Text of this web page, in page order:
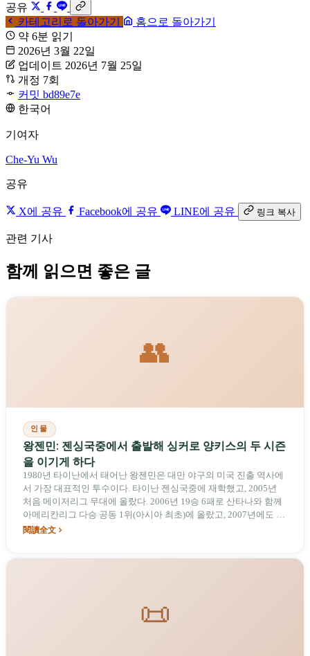
공유
카테고리로 돌아가기
홈으로 돌아가기
약 6분 읽기
2026년 3월 22일
업데이트 2026년 7월 25일
개정 7회
커밋 bd89e7e
한국어
기여자
Che-Yu Wu
공유
X에 공유 Facebook에 공유 LINE에 공유 링크 복사
관련 기사
함께 읽으면 좋은 글
👥
인물
왕젠민: 젠싱국중에서 출발해 싱커로 양키스의 두 시즌
을 이기게 하다
1980년 타이난에서 태어난 왕젠민은 대만 야구의 미국 진출 역사에
서 가장 대표적인 투수이다. 타이난 젠싱국중에 재학했고, 2005년
처음 메이저리그 무대에 올랐다. 2006년 19승 6패로 산타나와 함께
아메리칸리그 다승 공동 1위(아시아 최초)에 올랐고, 2007년에도 19
승 7패를 기록했다. 2008년 6월 주루 중 부상을 입은 뒤 그의 커리어
閱讀全文
📜